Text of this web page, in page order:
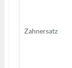
Zahnersatz